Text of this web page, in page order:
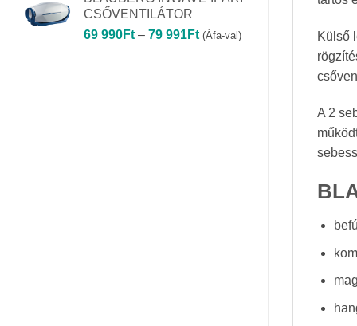
CSŐVENTILÁTOR
69 990Ft – 79 991FtÁrtartomány:
(Áfa-val)
Külső
A 2